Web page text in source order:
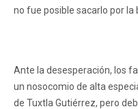
no fue posible sacarlo por la
Ante la desesperación, los
un nosocomio de alta
de Tuxtla Gutiérrez, pero